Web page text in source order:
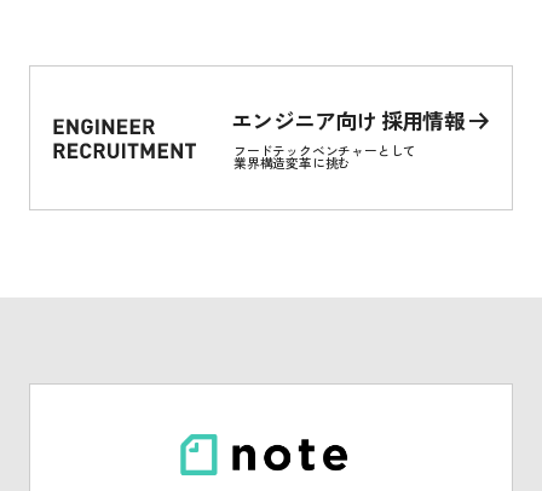
フードテックベンチャーとして
業界構造変革に挑む
エンジニア向け 採用情報